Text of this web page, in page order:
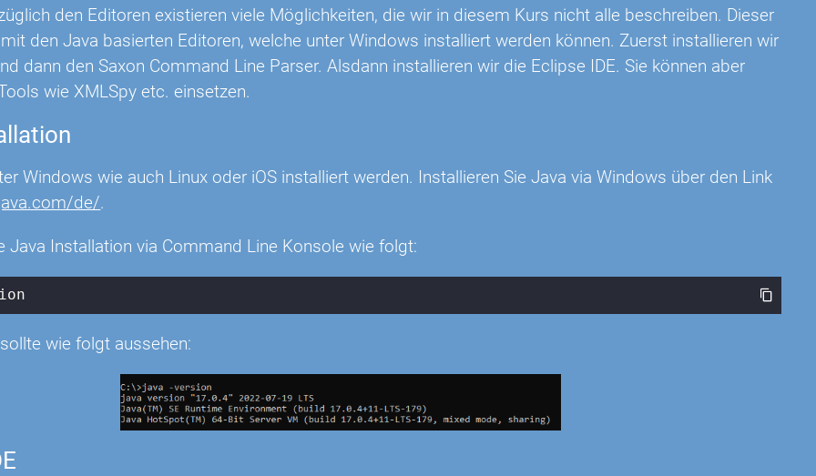
den Editoren existieren viele Möglichkeiten, die wir in diesem Kurs nicht alle beschreiben. Dieser
den Java basierten Editoren, welche unter Windows installiert werden können. Zuerst installieren wir
dann den Saxon Command Line Parser. Alsdann installieren wir die Eclipse IDE. Sie können aber
wie XMLSpy etc. einsetzen.
Windows wie auch Linux oder iOS installiert werden. Installieren Sie Java via Windows über den Link
de/.
Java Installation via Command Line Konsole wie folgt:
wie folgt aussehen: